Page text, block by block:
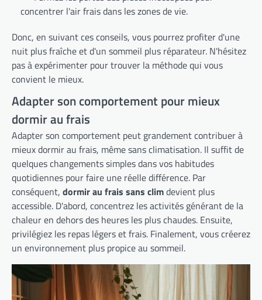
concentrer l'air frais dans les zones de vie.
Donc, en suivant ces conseils, vous pourrez profiter d'une
nuit plus fraîche et d'un sommeil plus réparateur. N'hésitez
pas à expérimenter pour trouver la méthode qui vous
convient le mieux.
Adapter son comportement pour mieux
dormir au frais
Adapter son comportement peut grandement contribuer à
mieux dormir au frais, même sans climatisation. Il suffit de
quelques changements simples dans vos habitudes
quotidiennes pour faire une réelle différence. Par
conséquent, dormir au frais sans climdevient plus
accessible. D'abord, concentrez les activités générant de la
chaleur en dehors des heures les plus chaudes. Ensuite,
privilégiez les repas légers et frais. Finalement, vous créerez
un environnement plus propice au sommeil.